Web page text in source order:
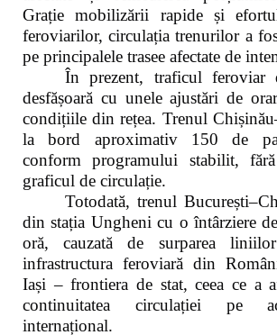
Grație mobilizării rapide și
feroviarilor, circulația trenurilor a
pe principalele trasee afectate de
În prezent, traficul feroviar
desfășoară cu unele ajustări de
condițiile din rețea. Trenul
la bord aproximativ 150 de
conform programului stabilit,
graficul de circulație.
Totodată, trenul
din stația Ungheni cu o întârziere
oră, cauzată de surparea
infrastructura feroviară din
Iași – frontiera de stat, ceea ce a
continuitatea circulației pe
internațional.